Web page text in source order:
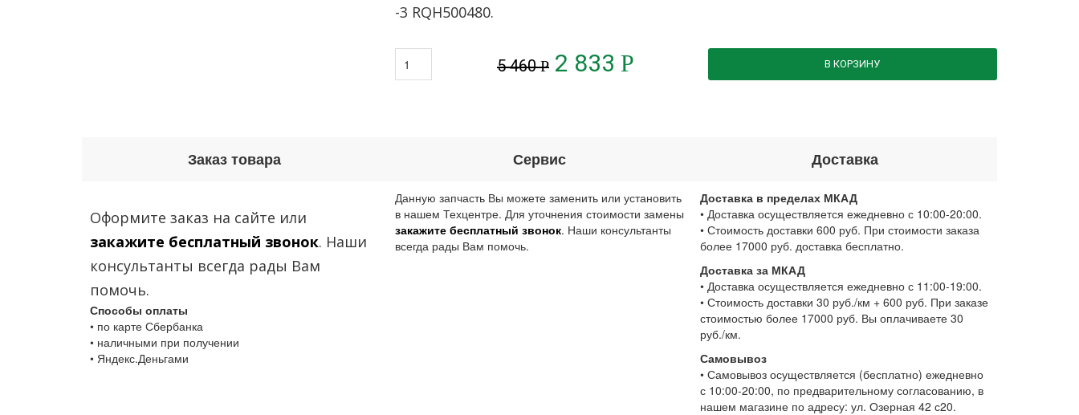
-3 RQH500480.
5 460Р 2 833 Р В КОРЗИНУ
Заказ товара
Оформите заказ на сайте или
закажите бесплатный звонок. Наши
консультанты всегда рады Вам
помочь.
Способы оплаты
• по карте Сбербанка
• наличными при получении
• Яндекс.Деньгами
Сервис
Данную запчасть Вы можете заменить или установить
в нашем Техцентре. Для уточнения стоимости замены
закажите бесплатный звонок. Наши консультанты
всегда рады Вам помочь.
Доставка
Доставка в пределах МКАД
• Доставка осуществляется ежедневно с 10:00-20:00.
• Стоимость доставки 600 руб. При стоимости заказа
более 17000 руб. доставка бесплатно.
Доставка за МКАД
• Доставка осуществляется ежедневно с 11:00-19:00.
• Стоимость доставки 30 руб./км + 600 руб. При заказе
стоимостью более 17000 руб. Вы оплачиваете 30
руб./км.
Самовывоз
• Самовывоз осуществляется (бесплатно) ежедневно
с 10:00-20:00, по предварительному согласованию, в
нашем магазине по адресу: ул. Озерная 42 с20.